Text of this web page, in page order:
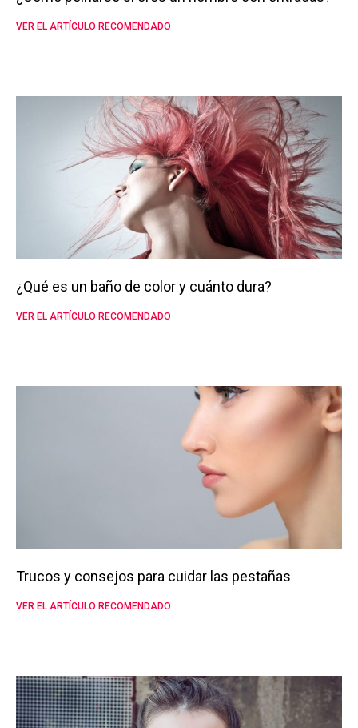
VER EL ARTÍCULO RECOMENDADO
¿Qué es un baño de color y cuánto dura?
VER EL ARTÍCULO RECOMENDADO
Trucos y consejos para cuidar las pestañas
VER EL ARTÍCULO RECOMENDADO